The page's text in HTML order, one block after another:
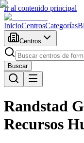
Ir al contenido principal
InicioCentrosCategorías
Centros
Buscar
Randstad
Recursos